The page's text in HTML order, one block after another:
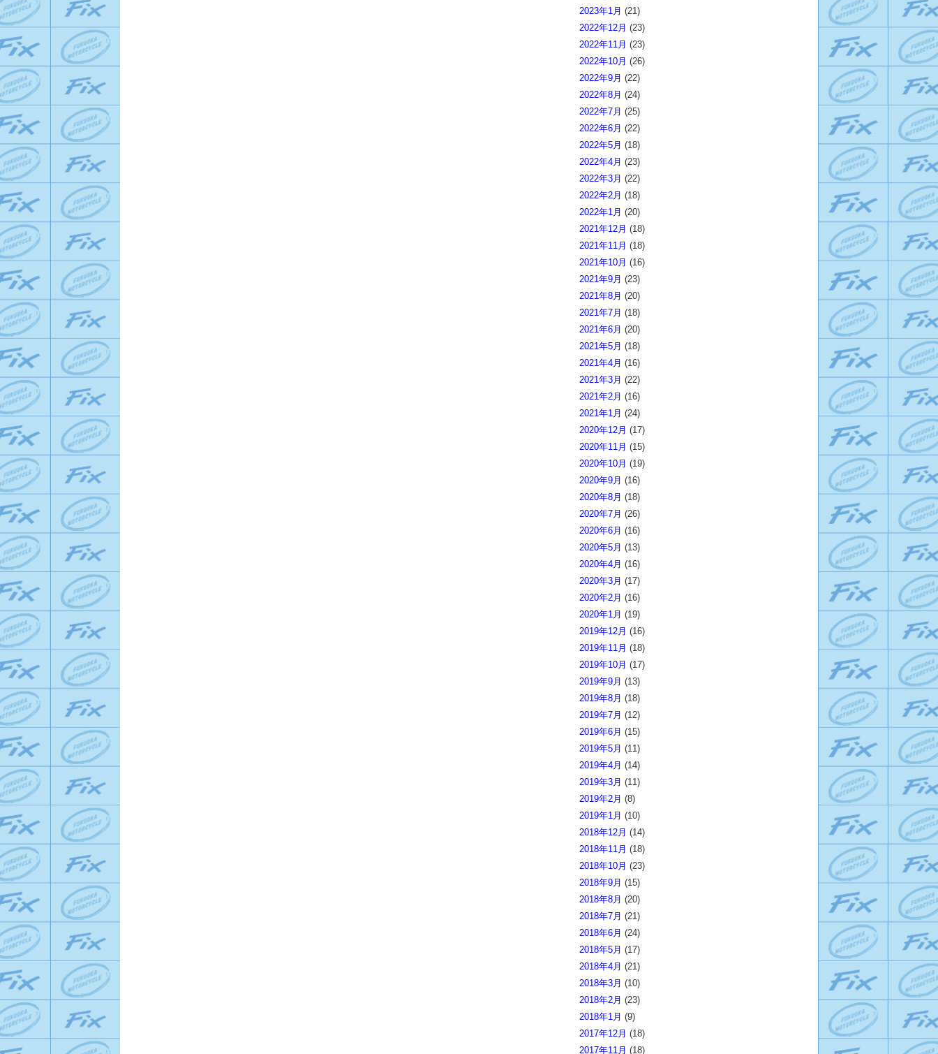
2023年1月 (21)
2022年12月 (23)
2022年11月 (23)
2022年10月 (26)
2022年9月 (22)
2022年8月 (24)
2022年7月 (25)
2022年6月 (22)
2022年5月 (18)
2022年4月 (23)
2022年3月 (22)
2022年2月 (18)
2022年1月 (20)
2021年12月 (18)
2021年11月 (18)
2021年10月 (16)
2021年9月 (23)
2021年8月 (20)
2021年7月 (18)
2021年6月 (20)
2021年5月 (18)
2021年4月 (16)
2021年3月 (22)
2021年2月 (16)
2021年1月 (24)
2020年12月 (17)
2020年11月 (15)
2020年10月 (19)
2020年9月 (16)
2020年8月 (18)
2020年7月 (26)
2020年6月 (16)
2020年5月 (13)
2020年4月 (16)
2020年3月 (17)
2020年2月 (16)
2020年1月 (19)
2019年12月 (16)
2019年11月 (18)
2019年10月 (17)
2019年9月 (13)
2019年8月 (18)
2019年7月 (12)
2019年6月 (15)
2019年5月 (11)
2019年4月 (14)
2019年3月 (11)
2019年2月 (8)
2019年1月 (10)
2018年12月 (14)
2018年11月 (18)
2018年10月 (23)
2018年9月 (15)
2018年8月 (20)
2018年7月 (21)
2018年6月 (24)
2018年5月 (17)
2018年4月 (21)
2018年3月 (10)
2018年2月 (23)
2018年1月 (9)
2017年12月 (18)
2017年11月 (18)